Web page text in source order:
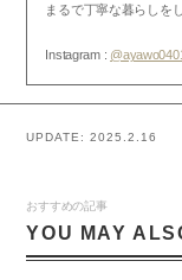
まるで丁寧な暮らしを
Instagram :
UPDATE:2025.2.16
おすすめの記事
YOU MAY